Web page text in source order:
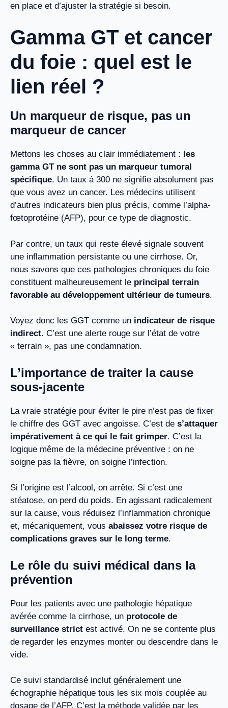
en place et d’ajuster la stratégie si besoin.
Gamma GT et cancer
du foie : quel est le
lien réel ?
Un marqueur de risque, pas un
marqueur de cancer
Mettons les choses au clair immédiatement : les
gamma GT ne sont pas un marqueur tumoral
spécifique. Un taux à 300 ne signifie absolument pas
que vous avez un cancer. Les médecins utilisent
d’autres indicateurs bien plus précis, comme l’alpha-
fœtoprotéine (AFP), pour ce type de diagnostic.
Par contre, un taux qui reste élevé signale souvent
une inflammation persistante ou une cirrhose. Or,
nous savons que ces pathologies chroniques du foie
constituent malheureusement le principal terrain
favorable au développement ultérieur de tumeurs.
Voyez donc les GGT comme un indicateur de risque
indirect. C’est une alerte rouge sur l’état de votre
« terrain », pas une condamnation.
L’importance de traiter la cause
sous-jacente
La vraie stratégie pour éviter le pire n’est pas de fixer
le chiffre des GGT avec angoisse. C’est de s’attaquer
impérativement à ce qui le fait grimper. C’est la
logique même de la médecine préventive : on ne
soigne pas la fièvre, on soigne l’infection.
Si l’origine est l’alcool, on arrête. Si c’est une
stéatose, on perd du poids. En agissant radicalement
sur la cause, vous réduisez l’inflammation chronique
et, mécaniquement, vous abaissez votre risque de
complications graves sur le long terme.
Le rôle du suivi médical dans la
prévention
Pour les patients avec une pathologie hépatique
avérée comme la cirrhose, un protocole de
surveillance strict est activé. On ne se contente plus
de regarder les enzymes monter ou descendre dans le
vide.
Ce suivi standardisé inclut généralement une
échographie hépatique tous les six mois couplée au
dosage de l’AFP. C’est la méthode validée par les